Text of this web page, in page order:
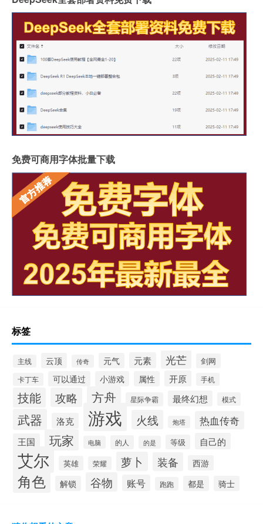
免费可商用字体批量下载
标签
主线 云顶 传奇 元气 元素 光芒 剑网
卡丁车 可以通过 小游戏 属性 开原 手机
技能 攻略 方舟 星际争霸 最终幻想 模式
武器 洛克 游戏 火线 炮塔 热血传奇
王国 玩家 电脑 的人 的是 等级 自己的
艾尔 英雄 荣耀 萝卜 装备 西游
角色 解锁 谷物 账号 跑跑 都是 骑士